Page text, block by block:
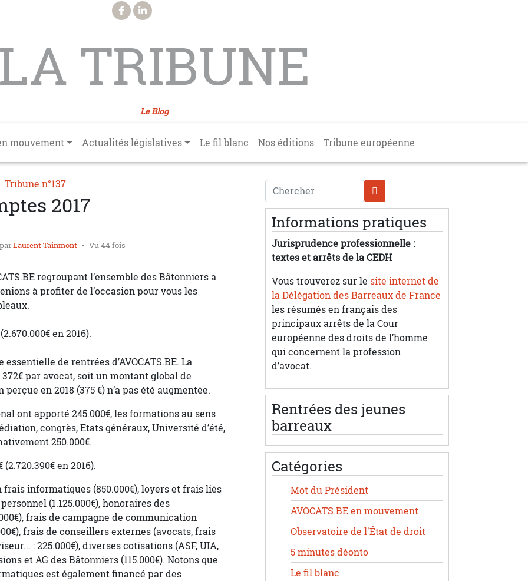
TRIBUNE
Le Blog
mouvement Actualités législatives Le fil blanc Nos éditions Tribune européenne
Tribune n°137
2017
Laurent Tainmont Vu 44 fois
regroupant l’ensemble des Bâtonniers a
à profiter de l’occasion pour vous les
en 2016).
de rentrées d’AVOCATS.BE. La
par avocat, soit un montant global de
en 2018 (375 €) n’a pas été augmentée.
ont apporté 245.000€, les formations au sens
congrès, Etats généraux, Université d’été,
250.000€.
en 2016).
informatiques (850.000€), loyers et frais liés
(1.125.000€), honoraires des
frais de campagne de communication
frais de conseillers externes (avocats, frais
: 225.000€), diverses cotisations (ASF, UIA,
et AG des Bâtonniers (115.000€). Notons que
est également financé par des
Chercher
Informations pratiques
Jurisprudence professionnelle :
textes et arrêts de la CEDH
Vous trouverez sur le site internet de
la Délégation des Barreaux de France
les résumés en français des
principaux arrêts de la Cour
européenne des droits de l’homme
qui concernent la profession
d’avocat.
Rentrées des jeunes
barreaux
Catégories
Mot du Président
AVOCATS.BE en mouvement
Observatoire de l'État de droit
5 minutes déonto
Le fil blanc